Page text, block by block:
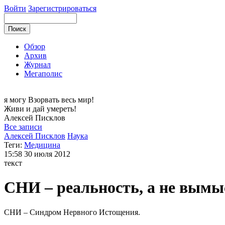
Войти Зарегистрироваться
Обзор
Архив
Журнал
Мегаполис
я могу Взорвать весь мир!
Живи и дай умереть!
Алексей Писклов
Все записи
Алексей Писклов Наука
Теги: Медицина
15:58 30 июля 2012
текст
СНИ – реальность, а не
СНИ – Синдром Нервного Истощения.